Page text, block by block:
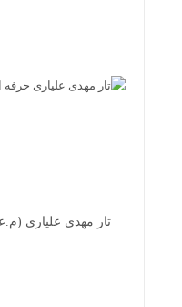
تار مهدی علیاری